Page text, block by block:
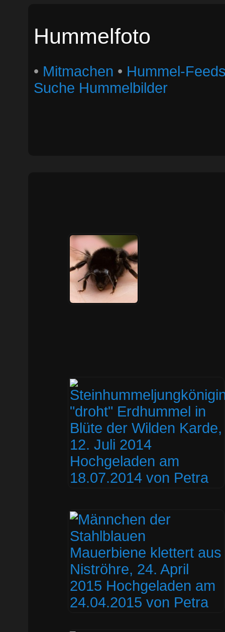
Hummelfoto
• Mitmachen • Hummel-
Suche Hummelbilder